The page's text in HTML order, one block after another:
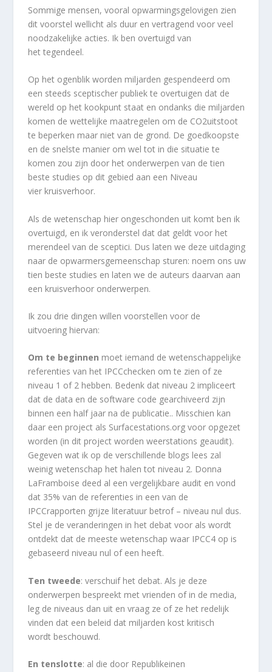
Sommige mensen, vooral opwarmingsgelovigen zien
dit voorstel wellicht als duur en vertragend voor veel
noodzakelijke acties. Ik ben overtuigd van
het tegendeel.
Op het ogenblik worden miljarden gespendeerd om
een steeds sceptischer publiek te overtuigen dat de
wereld op het kookpunt staat en ondanks die miljarden
komen de wettelijke maatregelen om de CO2uitstoot
te beperken maar niet van de grond. De goedkoopste
en de snelste manier om wel tot in die situatie te
komen zou zijn door het onderwerpen van de tien
beste studies op dit gebied aan een Niveau
vier kruisverhoor.
Als de wetenschap hier ongeschonden uit komt ben ik
overtuigd, en ik veronderstel dat dat geldt voor het
merendeel van de sceptici. Dus laten we deze uitdaging
naar de opwarmersgemeenschap sturen: noem ons uw
tien beste studies en laten we de auteurs daarvan aan
een kruisverhoor onderwerpen.
Ik zou drie dingen willen voorstellen voor de
uitvoering hiervan:
Om te beginnen moet iemand de wetenschappelijke
referenties van het IPCCchecken om te zien of ze
niveau 1 of 2 hebben. Bedenk dat niveau 2 impliceert
dat de data en de software code gearchiveerd zijn
binnen een half jaar na de publicatie.. Misschien kan
daar een project als Surfacestations.org voor opgezet
worden (in dit project worden weerstations geaudit).
Gegeven wat ik op de verschillende blogs lees zal
weinig wetenschap het halen tot niveau 2. Donna
LaFramboise deed al een vergelijkbare audit en vond
dat 35% van de referenties in een van de
IPCCrapporten grijze literatuur betrof – niveau nul dus.
Stel je de veranderingen in het debat voor als wordt
ontdekt dat de meeste wetenschap waar IPCC4 op is
gebaseerd niveau nul of een heeft.
Ten tweede: verschuif het debat. Als je deze
onderwerpen bespreekt met vrienden of in de media,
leg de niveaus dan uit en vraag ze of ze het redelijk
vinden dat een beleid dat miljarden kost kritisch
wordt beschouwd.
En tenslotte: al die door Republikeinen